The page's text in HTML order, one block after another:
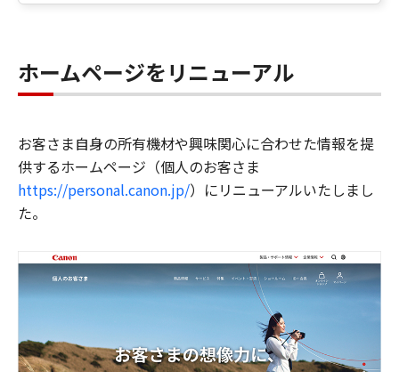
ホームページをリニューアル
お客さま自身の所有機材や興味関心に合わせた情報を提
供するホームページ（個人のお客さま
https://personal.canon.jp/）にリニューアルいたしまし
た。